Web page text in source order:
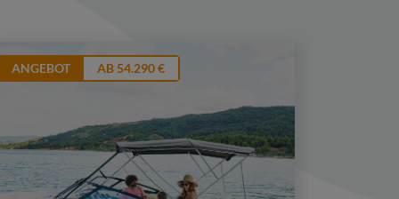
ANGEBOT AB 54.290 €